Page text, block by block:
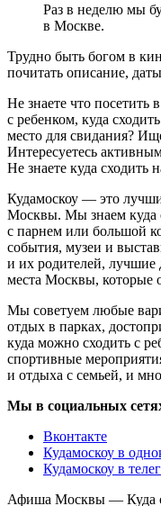
Раз в неделю мы
в Москве.
Трудно быть богом в
почитать описание,
Не знаете что посетить
с ребенком, куда
место для свидания?
Интересуетесь
Не знаете куда сходить
Кудамоскоу — это
Москвы. Мы знаем куда
с парнем или большой
события, музеи и
и их родителей, лучшие
места Москвы, которые
Мы советуем любые
отдых в парках,
куда можно сходить с
спортивные
и отдыха с семьей, и
Мы в социальных
Вконтакте
Кудамоскоу в
Кудамоскоу в
Афиша Москвы — Куда